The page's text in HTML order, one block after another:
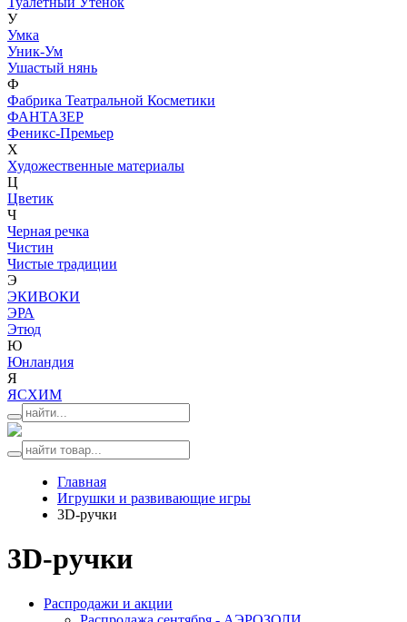
У
Умка
Уник-Ум
Ушастый нянь
Ф
Фабрика Театральной Косметики
ФАНТАЗЕР
Феникс-Премьер
Х
Художественные материалы
Ц
Цветик
Ч
Черная речка
Чистин
Чистые традиции
Э
ЭКИВОКИ
ЭРА
Этюд
Ю
Юнландия
Я
ЯСХИМ
Главная
Игрушки и развивающие игры
3D-ручки
3D-ручки
Распродажи и акции